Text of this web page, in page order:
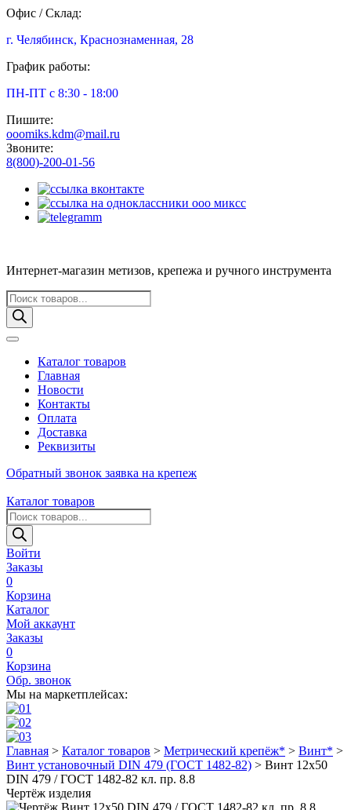
Офис / Склад:
г. Челябинск, Краснознаменная, 28
График работы:
ПН-ПТ с 8:30 - 18:00
Пишите:
ooomiks.kdm@mail.ru
Звоните:
8(800)-200-01-56
Интернет-магазин метизов, крепежа и ручного инструмента
Поиск
товаров
Каталог товаров
Главная
Новости
Контакты
Оплата
Доставка
Реквизиты
Обратный звонок заявка на крепеж
Каталог товаров
Поиск
товаров
Войти
Заказы
0
Корзина
Каталог
Мой аккаунт
Заказы
0
Корзина
Обр. звонок
Мы на маркетплейсах:
Главная > Каталог товаров > Метрический крепёж* > Винт* >
Винт установочный DIN 479 (ГОСТ 1482-82) > Винт 12х50
DIN 479 / ГОСТ 1482-82 кл. пр. 8.8
Чертёж изделия